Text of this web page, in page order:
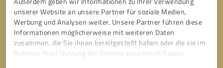
unserer Website an unsere Partner für soziale Medien,
Werbung und Analysen weiter. Unsere Partner führen diese
Informationen möglicherweise mit weiteren Daten
zusammen, die Sie ihnen bereitgestellt haben oder die sie im
Rahmen Ihrer Nutzung der Dienste gesammelt haben.